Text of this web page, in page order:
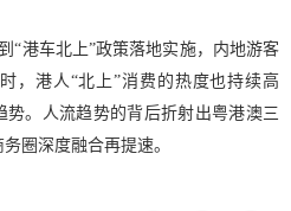
“港车北上”政策落地实施，内地游客
，港人“北上”消费的热度也持续高
势。人流趋势的背后折射出粤港澳三
圈深度融合再提速。